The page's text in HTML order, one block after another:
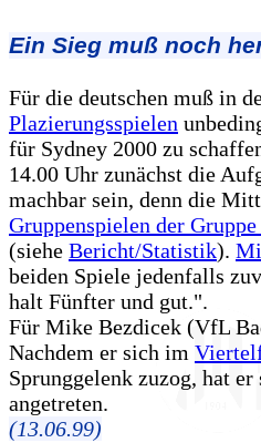
Ein Sieg muß noch
Für die deutschen muß in
Plazierungsspielen
für Sydney 2000 zu
14.00 Uhr zunächst die
machbar sein, denn die
Gruppenspielen der
(siehe Bericht/Statistik).
beiden Spiele jedenfalls
halt Fünfter und gut.".
Für Mike Bezdicek (VfL
Nachdem er sich im
Sprunggelenk zuzog, hat
angetreten.
(13.06.99)